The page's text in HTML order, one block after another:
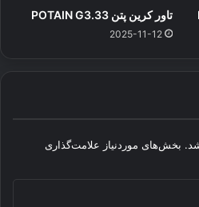
تاور کرین پتن POTAIN G3.33
2025-11-12
بخش‌های موردنیاز علامت‌گذاری